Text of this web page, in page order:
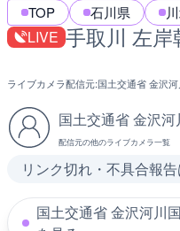
TOP 石川県
LIVE 手取川 左
ライブカメラ配信元:国土交通省 金沢
国土交通省 金沢
配信元の他のライブカメラ一覧
リンク切れ・不具合報
国土交通省 金沢河川